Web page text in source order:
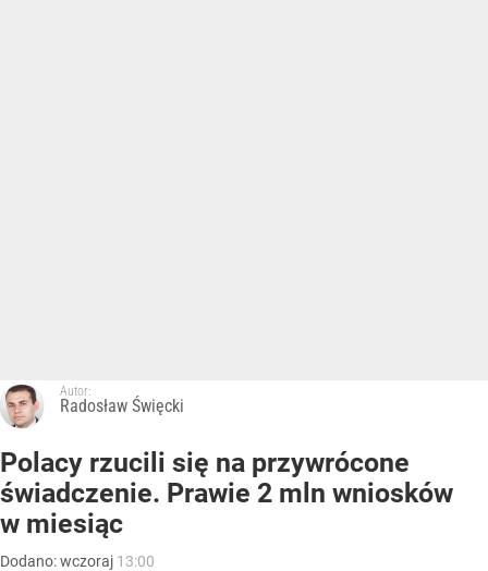
Autor:
Radosław Święcki
Polacy rzucili się na przywrócone
świadczenie. Prawie 2 mln wniosków
w miesiąc
Dodano:wczoraj 13:00